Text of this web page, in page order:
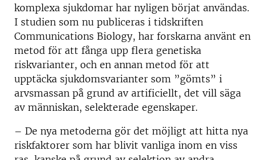
komplexa sjukdomar har nyligen börjat användas.
I studien som nu publiceras i tidskriften
Communications Biology, har forskarna använt en
metod för att fånga upp flera genetiska
riskvarianter, och en annan metod för att
upptäcka sjukdomsvarianter som ”gömts” i
arvsmassan på grund av artificiellt, det vill säga
av människan, selekterade egenskaper.
– De nya metoderna gör det möjligt att hitta nya
riskfaktorer som har blivit vanliga inom en viss